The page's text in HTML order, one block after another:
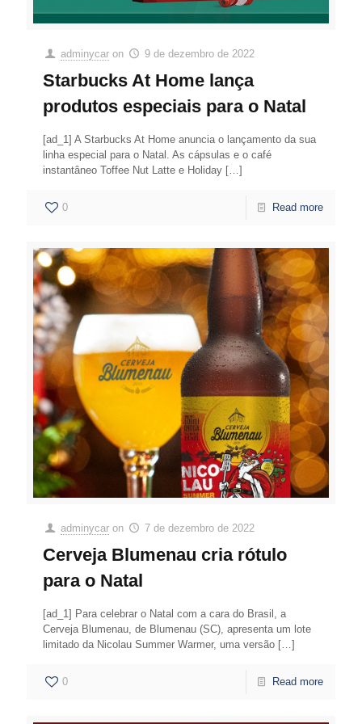
adminycar on 9 de dezembro de 2022
Starbucks At Home lança
produtos especiais para o Natal
[ad_1] A Starbucks At Home anuncia o lançamento da sua
linha especial para o Natal. As cápsulas e o café
instantâneo Toffee Nut Latte e Holiday […]
0 Read more
adminycar on 7 de dezembro de 2022
Cerveja Blumenau cria rótulo
para o Natal
[ad_1] Para celebrar o Natal com a cara do Brasil, a
Cerveja Blumenau, de Blumenau (SC), apresenta um lote
limitado da Nicolau Summer Warmer, uma versão […]
0 Read more